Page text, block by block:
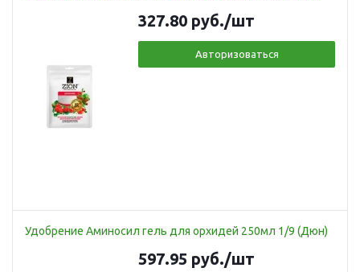
327.80 руб./шт
Авторизоваться
Удобрение Аминосил гель для орхидей 250мл 1/9 (Дюн)
597.95 руб./шт